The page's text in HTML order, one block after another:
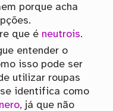
porque acha
que é neutrois.
entender o
isso pode ser
utilizar roupas
identifica como
, já que não